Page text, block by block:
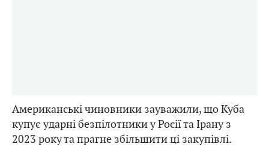
Американські чиновники зауважили, що Куба
купує ударні безпілотники у Росії та Ірану з
2023 року та прагне збільшити ці закупівлі.